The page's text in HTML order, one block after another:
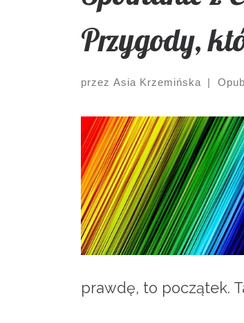
Przygody,
przez Asia Krzemińska |
prawdę, to początek.